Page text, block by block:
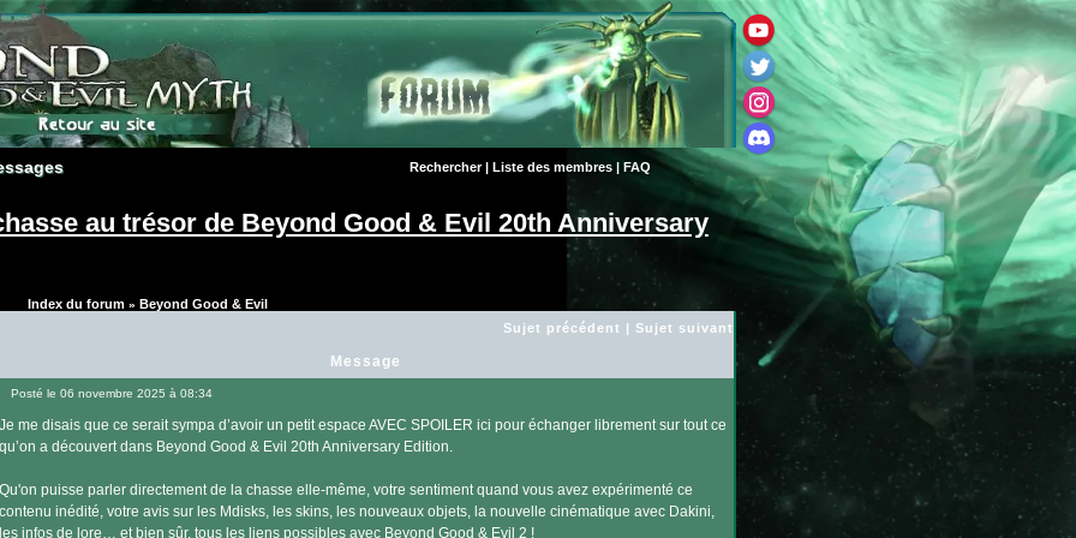
Rechercher| Liste des membres| FAQ
au trésor de Beyond Good & Evil 20th Anniversary
Index du forum» Beyond Good & Evil
Sujet précédent | Sujet suivant
Message
Posté le 06 novembre 2025 à 08:34
Je me disais que ce serait sympa d’avoir un petit espace AVEC SPOILER ici pour échanger librement sur tout ce
qu’on a découvert dans Beyond Good & Evil 20th Anniversary Edition.
Qu'on puisse parler directement de la chasse elle-même, votre sentiment quand vous avez expérimenté ce
contenu inédité, votre avis sur les Mdisks, les skins, les nouveaux objets, la nouvelle cinématique avec Dakini,
les infos de lore… et bien sûr, tous les liens possibles avec Beyond Good & Evil 2 !